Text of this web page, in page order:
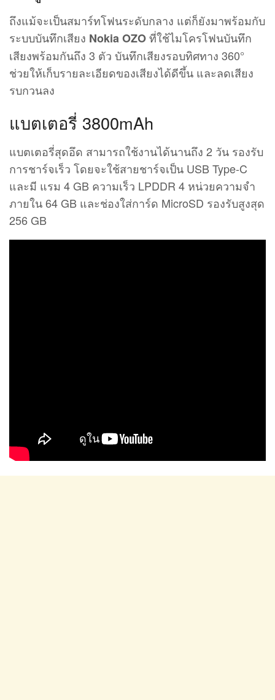
ถึงแม้จะเป็นสมาร์ทโฟนระดับกลาง แต่ก็ยังมาพร้อมกับ
ระบบบันทึกเสียง Nokia OZOที่ใช้ไมโครโฟนบันทึก
เสียงพร้อมกันถึง 3 ตัว บันทึกเสียงรอบทิศทาง 360°
ช่วยให้เก็บรายละเอียดของเสียงได้ดีขึ้น และลดเสียง
รบกวนลง
แบตเตอรี่ 3800mAh
แบตเตอรี่สุดอึด สามารถใช้งานได้นานถึง 2 วัน รองรับ
การชาร์จเร็ว โดยจะใช้สายชาร์จเป็น USB Type-C
และมี แรม 4 GB ความเร็ว LPDDR 4 หน่วยความจำ
ภายใน 64 GB และช่องใส่การ์ด MicroSD รองรับสูงสุด
256 GB